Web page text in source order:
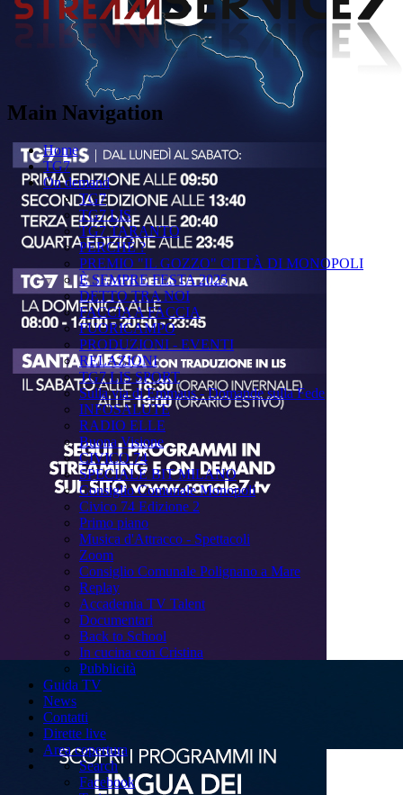
Main Navigation
Home
TG7
On demand
TG7
TG7 LIS
TG7 TARANTO
PERCHÉ ?
PREMIO "IL GOZZO" CITTÀ DI MONOPOLI
È SEMPRE FESTA 2025
DETTO TRA NOI
FACCIA A FACCIA
FUORICAMPO
PRODUZIONI - EVENTI
RELAZIONI
TG7 LIS SPORT
Sulla via di Emmaus - Domande sulla Fede
INFOSALUTE
RADIO ELLE
Buona Visione
CIVICO 74
SPECIALE BIT MILANO
Consiglio Comunale Monopoli
Civico 74 Edizione 2
Primo piano
Musica d'Attracco - Spettacoli
Zoom
Consiglio Comunale Polignano a Mare
Replay
Accademia TV Talent
Documentari
Back to School
In cucina con Cristina
Pubblicità
Guida TV
News
Contatti
Dirette live
Area copertura
Search
Facebook